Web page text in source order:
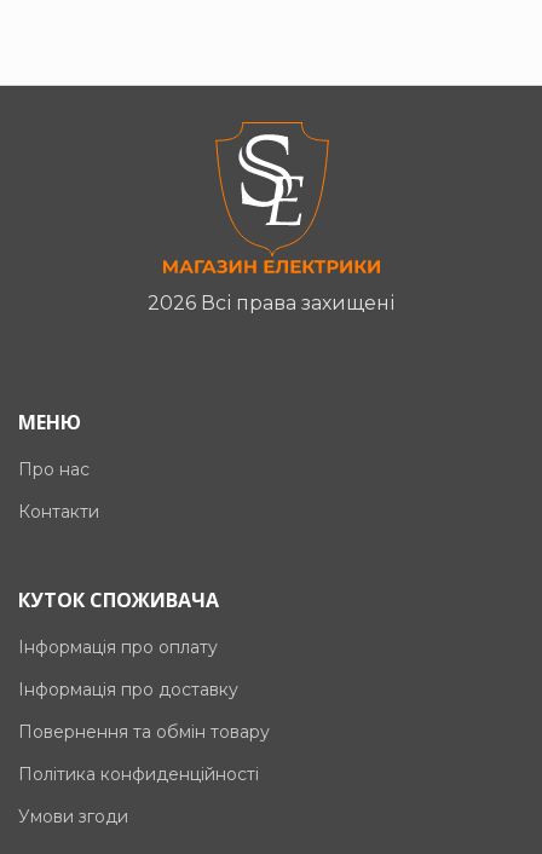
2026 Всі права захищені
МЕНЮ
Про нас
Контакти
КУТОК СПОЖИВАЧА
Інформація про оплату
Інформація про доставку
Повернення та обмін товару
Політика конфиденційності
Умови згоди